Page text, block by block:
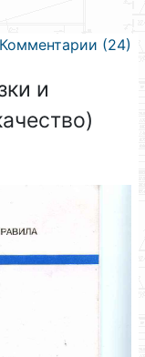
Комментарии (24)
и